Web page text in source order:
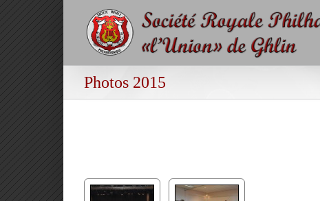
Photos 2015